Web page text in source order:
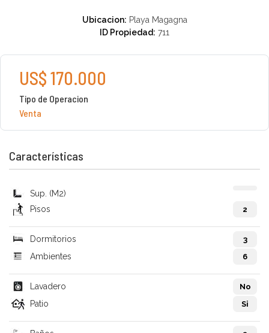
Ubicacion: Playa Magagna
ID Propiedad: 711
US$ 170.000
Tipo de Operacion
Venta
Características
Sup. (M2)
Pisos
2
Dormitorios 3
Ambientes 6
Lavadero No
Patio Si